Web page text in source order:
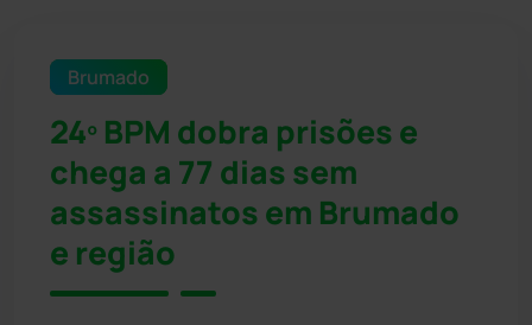
Brumado
24º BPM dobra prisões e
chega a 77 dias sem
assassinatos em Brumado
e região